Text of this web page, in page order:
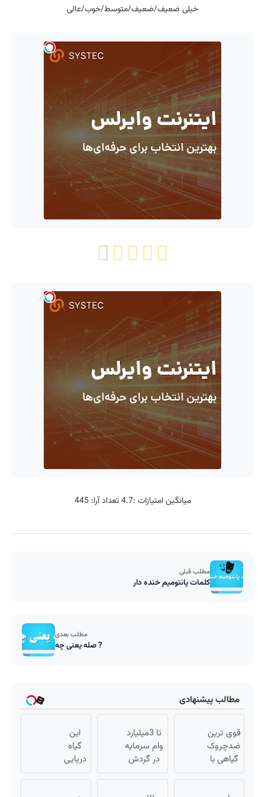
خیلی ضعیف/ضعیف/متوسط/خوب/عالی
میانگین امتیازات :4.7تعداد آرا:445
مطلب قبلی
کلمات پانتومیم خنده دار
مطلب بعدی
صله یعنی چه ?
مطالب پیشنهادی
قوی ترین
ضدچروک
گیاهی با
تخفیف
تا 3میلیارد
وام سرمایه
در گردش
فروشندگان
این
گیاه
دریایی
پوستت